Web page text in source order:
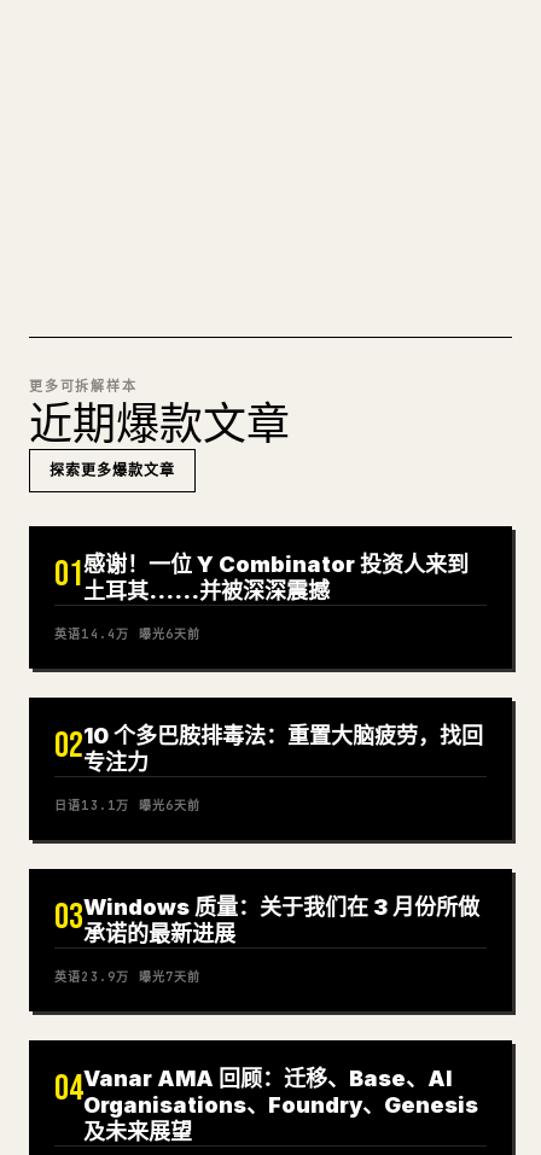
更多可拆解样本
近期爆款文章
探索更多爆款文章
01感谢！一位 Y Combinator 投资人来到
土耳其……并被深深震撼
英语14.4万 曝光6天前
0210 个多巴胺排毒法：重置大脑疲劳，找回
专注力
日语13.1万 曝光6天前
03Windows 质量：关于我们在 3 月份所做
承诺的最新进展
英语23.9万 曝光7天前
04Vanar AMA 回顾：迁移、Base、AI
Organisations、Foundry、Genesis
及未来展望